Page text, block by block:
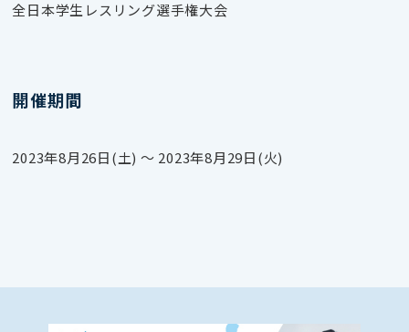
全日本学生レスリング選手権大会
開催期間
2023年8月26日(土) 〜 2023年8月29日(火)